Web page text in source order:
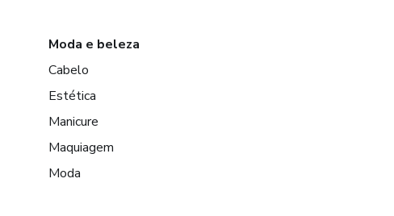
Moda e beleza
Cabelo
Estética
Manicure
Maquiagem
Moda